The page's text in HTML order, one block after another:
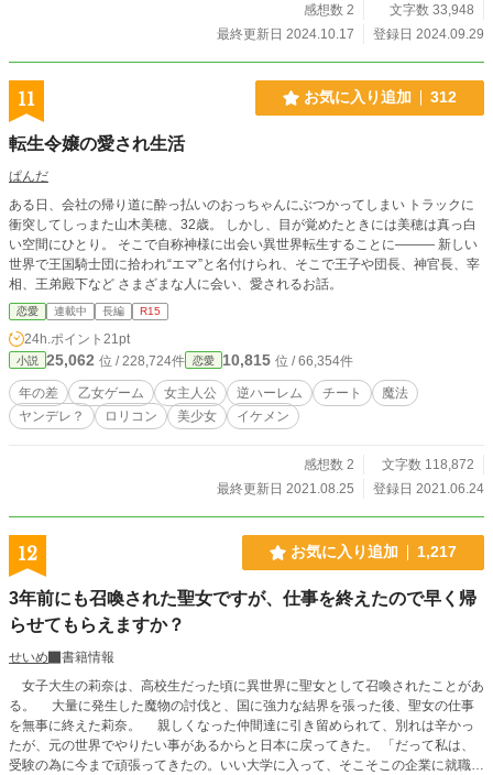
感想数 2
文字数 33,948
最終更新日 2024.10.17
登録日 2024.09.29
11 お気に入り追加 312
転生令嬢の愛され生活
ぱんだ
ある日、会社の帰り道に酔っ払いのおっちゃんにぶつかってしまい トラックに
衝突してしっまた山木美穂、32歳。 しかし、目が覚めたときには美穂は真っ白
い空間にひとり。 そこで自称神様に出会い異世界転生することに――― 新しい
世界で王国騎士団に拾われ“エマ”と名付けられ、そこで王子や団長、神官長、宰
相、王弟殿下など さまざまな人に会い、愛されるお話。
恋愛 連載中 長編 R15
24h.ポイント 21pt
小説 25,062 位 / 228,724件 恋愛 10,815 位 / 66,354件
年の差 乙女ゲーム 女主人公 逆ハーレム チート
魔法
ヤンデレ？
ロリコン 美少女 イケメン
感想数 2
文字数 118,872
最終更新日 2021.08.25
登録日 2021.06.24
12 お気に入り追加 1,217
3年前にも召喚された聖女ですが、仕事を終えたので早く帰
らせてもらえますか？
せいめ
書籍情報
女子大生の莉奈は、高校生だった頃に異世界に聖女として召喚されたことがあ
る。 大量に発生した魔物の討伐と、国に強力な結界を張った後、聖女の仕事
を無事に終えた莉奈。 親しくなった仲間達に引き留められて、別れは辛かっ
たが、元の世界でやりたい事があるからと日本に戻ってきた。 「だって私は、
受験の為に今まで頑張ってきたの。いい大学に入って、そこそこの企業に就職す